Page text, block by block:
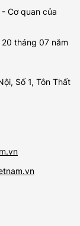
Cơ quan của
tháng 07 năm
Số 1, Tôn Thất